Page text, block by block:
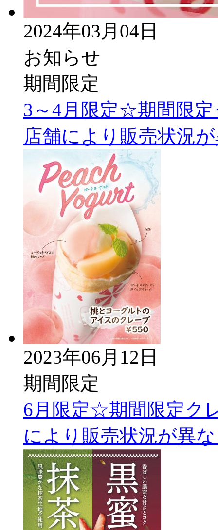
2024年03月04日
お知らせ
期間限定
3～4月限定☆期間限
店舗により販売状況
2023年06月12日
期間限定
6月限定☆期間限定
により販売状況が異